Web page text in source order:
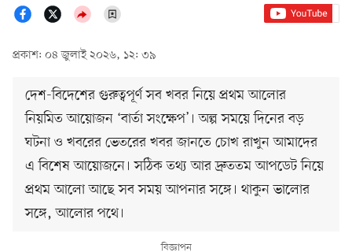
প্রকাশ: ০৪ জুলাই ২০২৬, ১২: ৩৯
দেশ-বিদেশের গুরুত্বপূর্ণ সব খবর নিয়ে প্রথম আলোর
নিয়মিত আয়োজন ‘বার্তা সংক্ষেপ’। অল্প সময়ে দিনের বড়
ঘটনা ও খবরের ভেতরের খবর জানতে চোখ রাখুন আমাদের
এ বিশেষ আয়োজনে। সঠিক তথ্য আর দ্রুততম আপডেট নিয়ে
প্রথম আলো আছে সব সময় আপনার সঙ্গে। থাকুন ভালোর
সঙ্গে, আলোর পথে।